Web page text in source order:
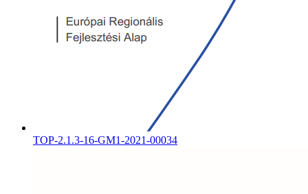
TOP-2.1.3-16-GM1-2021-00034